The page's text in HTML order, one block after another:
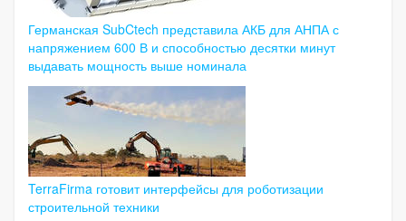
Германская SubCtech представила АКБ для АНПА с
напряжением 600 В и способностью десятки минут
выдавать мощность выше номинала
TerraFirma готовит интерфейсы для роботизации
строительной техники